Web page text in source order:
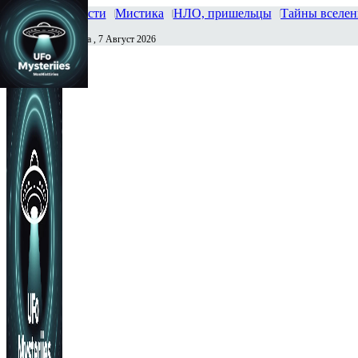
Главная Новости Мистика НЛО, пришельцы Тайны
Сегодня Пятница , 7 Август 2026